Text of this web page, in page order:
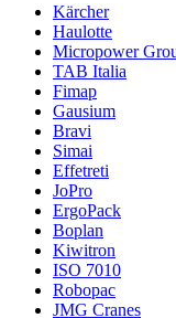
Kärcher
Haulotte
Micropower
TAB Italia
Fimap
Gausium
Bravi
Simai
Effetreti
JoPro
ErgoPack
Boplan
Kiwitron
ISO 7010
Robopac
JMG Cranes